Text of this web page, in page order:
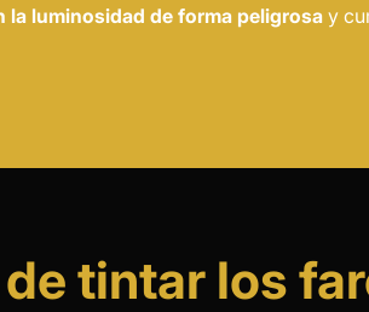
la luminosidad de forma peligrosa y
tintar los